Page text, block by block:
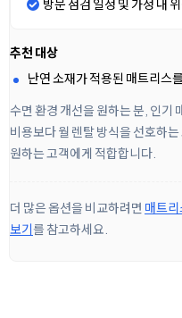
방문 점검 일정 및 가정 내
추천 대상
난연 소재가 적용된 매트리스
수면 환경 개선을 원하는 분, 인기
비용보다 월 렌탈 방식을 선호하
원하는 고객에게 적합합니다.
더 많은 옵션을 비교하려면 매트리
보기를 참고하세요.